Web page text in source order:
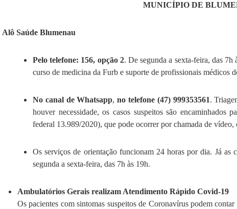
MUNICÍPIO DE
Alô Saúde Blumenau
Pelo telefone: 156, opção 2. De segunda a sexta-feira, das
curso de medicina da Furb e suporte de profissionais médicos
No canal de Whatsapp,no telefone (47) 999353561.
houver necessidade, os casos suspeitos são encaminhados
federal 13.989/2020), que pode ocorrer por chamada de vídeo,
Os serviços de orientação funcionam 24 horas por dia. Já as
segunda a sexta-feira, das 7h às 19h.
Ambulatórios Gerais realizam Atendimento Rápido Covid-19
Os pacientes com sintomas suspeitos de Coronavírus podem